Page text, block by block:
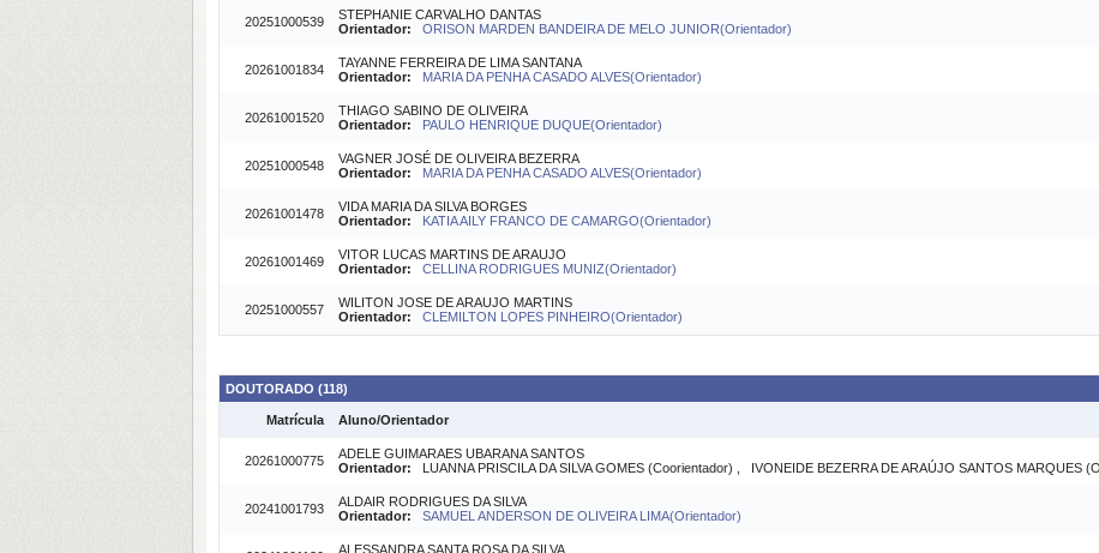
20251000539
STEPHANIE CARVALHO DANTAS
Orientador:
ORISON MARDEN BANDEIRA DE MELO JUNIOR(Orientador)
20261001834
TAYANNE FERREIRA DE LIMA SANTANA
Orientador:
MARIA DA PENHA CASADO ALVES(Orientador)
20261001520
THIAGO SABINO DE OLIVEIRA
Orientador:
PAULO HENRIQUE DUQUE(Orientador)
20251000548
VAGNER JOSÉ DE OLIVEIRA BEZERRA
Orientador:
MARIA DA PENHA CASADO ALVES(Orientador)
20261001478
VIDA MARIA DA SILVA BORGES
Orientador:
KATIA AILY FRANCO DE CAMARGO(Orientador)
20261001469
VITOR LUCAS MARTINS DE ARAUJO
Orientador:
CELLINA RODRIGUES MUNIZ(Orientador)
20251000557
WILITON JOSE DE ARAUJO MARTINS
Orientador:
CLEMILTON LOPES PINHEIRO(Orientador)
DOUTORADO (118)
Matrícula Aluno/Orientador
20261000775
ADELE GUIMARAES UBARANA SANTOS
Orientador: LUANNA PRISCILA DA SILVA GOMES (Coorientador) , IVONEIDE BEZERRA DE ARAÚJO SANTOS MARQUES
20241001793
ALDAIR RODRIGUES DA SILVA
Orientador:
SAMUEL ANDERSON DE OLIVEIRA LIMA(Orientador)
ALESSANDRA SANTA ROSA DA SILVA